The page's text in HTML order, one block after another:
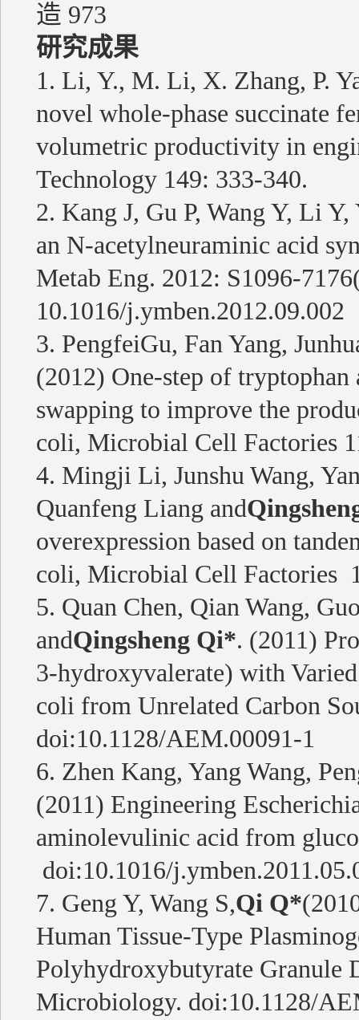
造 973
研究成果
1. Li, Y., M. Li, X. Zhang, P.
novel whole-phase succinate
volumetric productivity in
Technology 149: 333-340.
2. Kang J, Gu P, Wang Y, Li Y,
an N-acetylneuraminic acid
Metab Eng. 2012: S1096-
10.1016/j.ymben.2012.09.002
3. PengfeiGu, Fan Yang,
(2012) One-step of
swapping to improve the
coli, Microbial Cell Factories
4. Mingji Li, Junshu Wang,
Quanfeng Liang and
overexpression based on
coli, Microbial Cell Factories
5. Quan Chen, Qian Wang,
andQingsheng Qi*. (2011)
3-hydroxyvalerate) with
coli from Unrelated Carbon
doi:10.1128/AEM.00091-1
6. Zhen Kang, Yang Wang,
(2011) Engineering
aminolevulinic acid from
doi:10.1016/
7. Geng Y, Wang S,Qi Q*
Human Tissue-Type
Polyhydroxybutyrate Granule
Microbiology. doi:10.1128/